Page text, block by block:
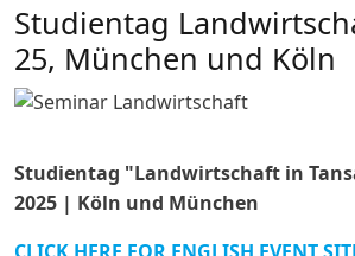
Studientag
25, München und Köln
Studientag "Landwirtschaft in
2025 | Köln und München